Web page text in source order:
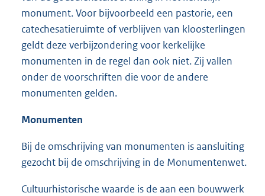
monument. Voor bijvoorbeeld een pastorie, een
catechesatieruimte of verblijven van kloosterlingen
geldt deze verbijzondering voor kerkelijke
monumenten in de regel dan ook niet. Zij vallen
onder de voorschriften die voor de andere
monumenten gelden.
Monumenten
Bij de omschrijving van monumenten is aansluiting
gezocht bij de omschrijving in de Monumentenwet.
Cultuurhistorische waarde is de aan een bouwwerk